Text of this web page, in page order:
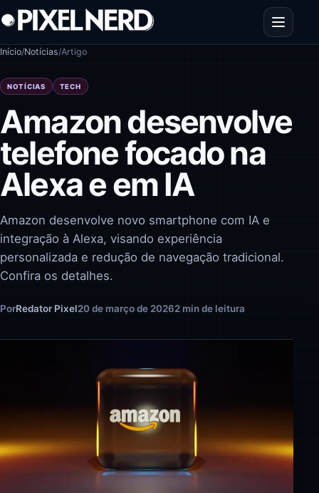
Pular para o conteúdo
Abrir
Início/Notícias/Artigo
NOTÍCIAS TECH
Amazon desenvolve
telefone focado na
Alexa e em IA
Amazon desenvolve novo smartphone com IA e
integração à Alexa, visando experiência
personalizada e redução de navegação tradicional.
Confira os detalhes.
PorRedator Pixel20 de março de 20262 min de leitura